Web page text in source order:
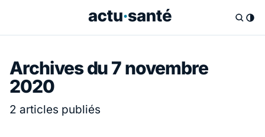
Archives du 7 novembre
2020
2 articles publiés